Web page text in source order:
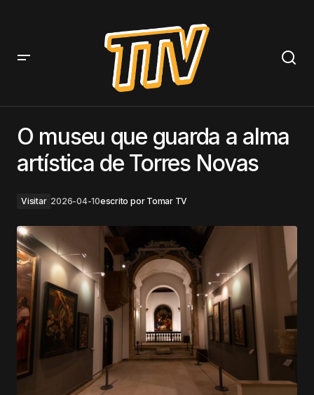
O museu que guarda a alma
artística de Torres Novas
Visitar 2026-04-10escrito por Tomar TV